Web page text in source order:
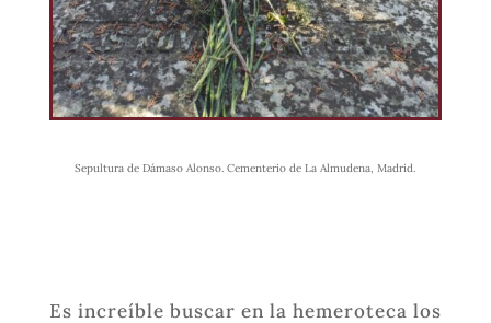
Sepultura de Dámaso Alonso. Cementerio de La Almudena, Madrid.
​Es increíble buscar en la hemeroteca los